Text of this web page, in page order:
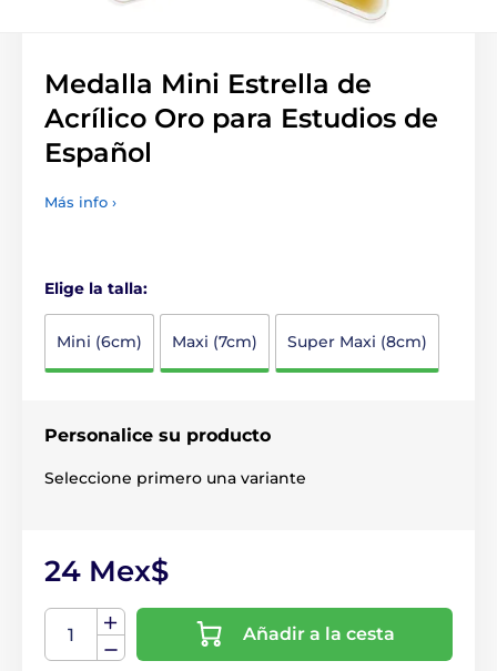
Medalla Mini Estrella de
Acrílico Oro para Estudios de
Español
Más info ›
Elige la talla:
Mini (6cm) Maxi (7cm) Super Maxi (8cm)
Personalice su producto
Seleccione primero una variante
24 Mex$
Añadir a la cesta